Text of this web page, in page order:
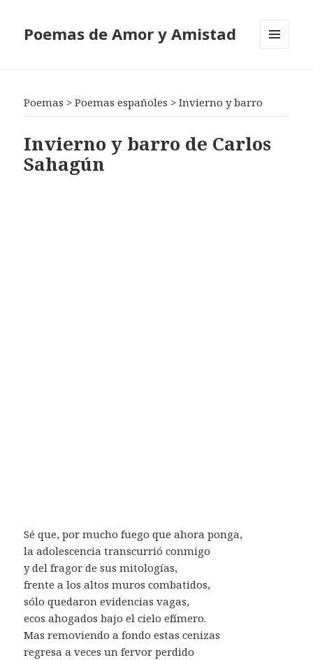
Poemas de Amor y Amistad
Poemas >Poemas españoles >Invierno y barro
Invierno y barro de Carlos
Sahagún
Sé que, por mucho fuego que ahora ponga,
la adolescencia transcurrió conmigo
y del fragor de sus mitologías,
frente a los altos muros combatidos,
sólo quedaron evidencias vagas,
ecos ahogados bajo el cielo efímero.
Mas removiendo a fondo estas cenizas
regresa a veces un fervor perdido